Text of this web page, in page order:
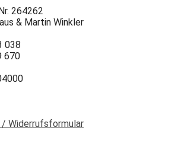
264262
& Martin Winkler
038
670
Widerrufsformular